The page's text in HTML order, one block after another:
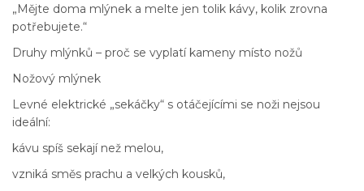
„Mějte doma mlýnek a melte jen tolik kávy, kolik zrovna
potřebujete.“
Druhy mlýnků – proč se vyplatí kameny místo nožů
Nožový mlýnek
Levné elektrické „sekáčky“ s otáčejícími se noži nejsou
ideální:
kávu spíš sekají než melou,
vzniká směs prachu a velkých kousků,